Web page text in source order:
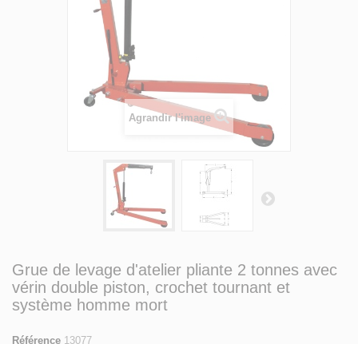
Agrandir l'image
Grue de levage d'atelier pliante 2 tonnes avec
vérin double piston, crochet tournant et
système homme mort
Référence 13077